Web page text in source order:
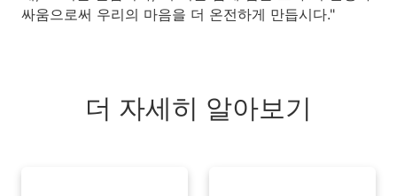
싸움으로써 우리의 마음을 더 온전하게 만듭시다."
더 자세히 알아보기